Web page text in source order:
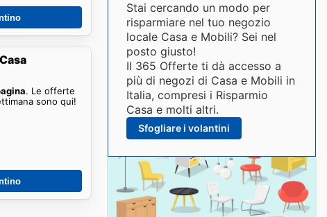
. Le offerte
sono qui!
Stai cercando un modo per
risparmiare nel tuo negozio
locale Casa e Mobili? Sei nel
posto giusto!
Il 365 Offerte ti dà accesso a
più di negozi di Casa e Mobili in
Italia, compresi i Risparmio
Casa e molti altri.
Sfogliare i volantini